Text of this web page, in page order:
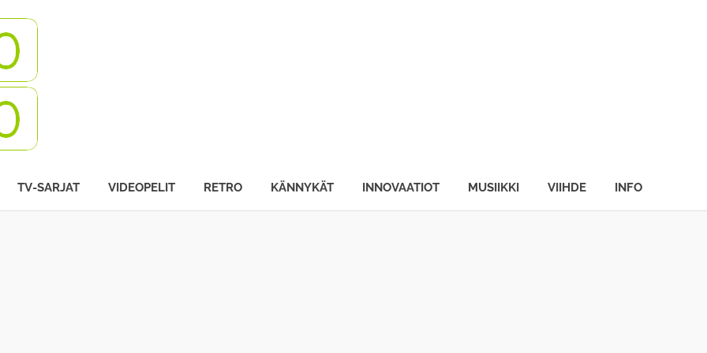
TV-SARJAT VIDEOPELIT RETRO KÄNNYKÄT INNOVAATIOT MUSIIKKI VIIHDE INFO